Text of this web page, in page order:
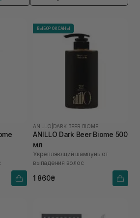
ВЫБОР ОКСАНЫ
ANILLO DARK BEER BIOME
ANILLO Dark Beer Biome 500
мл
Укрепляющий шампунь от
выпадения волос
1 860₴